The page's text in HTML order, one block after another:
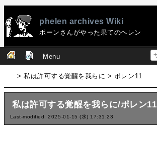
phelen archives Wiki
ポーンさんがやった果てのヘレン
Menu
> 私は許可する覚醒を我らに > ポレン11
私は許可する覚醒を我らに/ポレン11
Last-modified: 2025-01-15 (水) 17:31:23